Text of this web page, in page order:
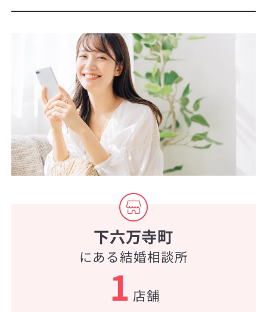
下六万寺町
にある結婚相談所
1 店舗